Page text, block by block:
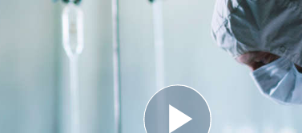
Les principes de base de la
La Dianétique : Une introduction
Amour et haine –
Qu’est-ce que la grandeur ?